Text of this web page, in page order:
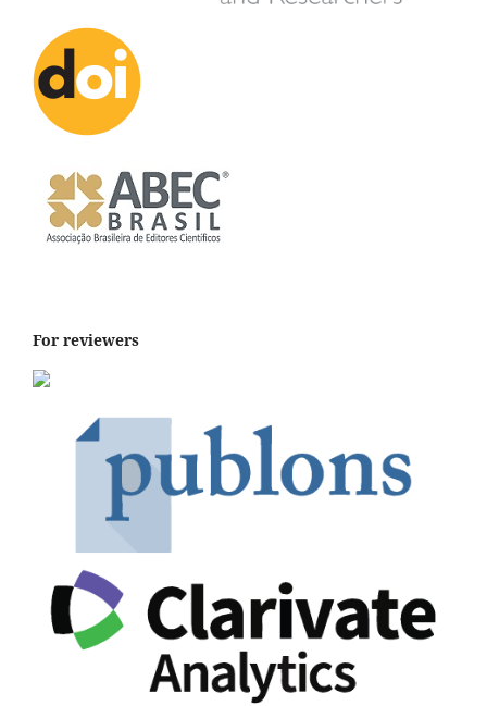
For reviewers